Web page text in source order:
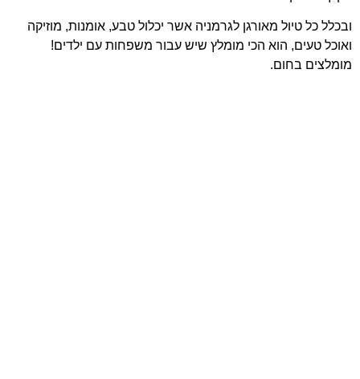
ובכלל כל טיול מאורגן לגרמניה אשר יכלול טבע, אומנות, מוזיקה
ואוכל טעים, הוא הכי מומלץ שיש עבור משפחות עם ילדים!
מומלצים בחום.